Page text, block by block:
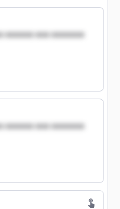
xxxxxx xxx xxxxxxx
xxxxxx xxx xxxxxxx